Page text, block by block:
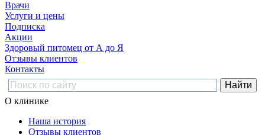
Врачи
Услуги и цены
Подписка
Акции
Здоровый питомец от А до Я
Отзывы клиентов
Контакты
О клинике
Наша история
Отзывы клиентов